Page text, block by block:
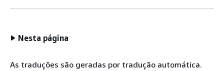
Nesta página
As traduções são geradas por tradução automática.